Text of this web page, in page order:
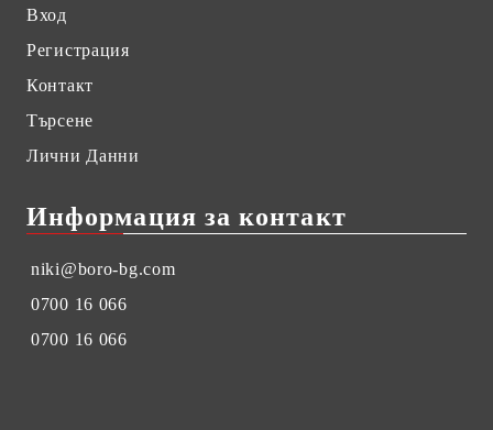
Вход
Регистрация
Контакт
Търсене
Лични Данни
Информация за контакт
niki@boro-bg.com
0700 16 066
0700 16 066